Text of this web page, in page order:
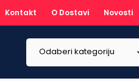
Kontakt O Dostavi Novosti
Odaberi kategoriju